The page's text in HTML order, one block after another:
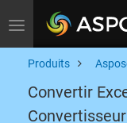
Toggle navigation
Produits
Convertir
Convertisseur